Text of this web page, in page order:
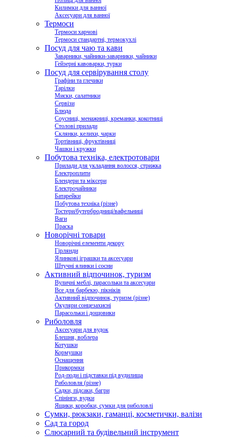
Килимки для ванної
Аксесуари для ванної
Термоси
Термоси харчові
Термоси стандартні, термокухлі
Посуд для чаю та кави
Заварники, чайники-заварники, чайники
Гейзерні кавоварки, турки
Посуд для сервірування столу
Графіни та глечики
Тарілки
Миски, салатники
Сервізи
Блюда
Соусниці, менажниці, креманки, кокотниці
Столові прилади
Склянки, келихи, чарки
Тортівниці, фруктівниці
Чашки і кружки
Побутова техніка, електротовари
Прилади для укладання волосся, стрижка
Електроплити
Блендери та міксери
Електрочайники
Батарейки
Побутова техніка (різне)
Тостери/бутербродниці/вафельниці
Ваги
Праска
Новорічні товари
Новорічні елементи декору
Гірлянди
Ялинкові іграшки та аксесуари
Штучні ялинки і сосни
Активний відпочинок, туризм
Вуличні меблі, парасольки та аксесуари
Все для барбекю, пікніків
Активний відпочинок, туризм (різне)
Окуляри сонцезахисні
Парасольки і дощовики
Риболовля
Аксесуари для вудок
Блешня, воблера
Котушки
Кормушки
Оснащення
Прикормки
Род-поди і підставки під вудилища
Риболовля (різне)
Садки, підсаки, багри
Спінінги, вудки
Ящики, коробки, сумки для риболовлі
Сумки, рюкзаки, гаманці, косметички, валізи
Сад та город
Слюсарний та будівельний інструмент